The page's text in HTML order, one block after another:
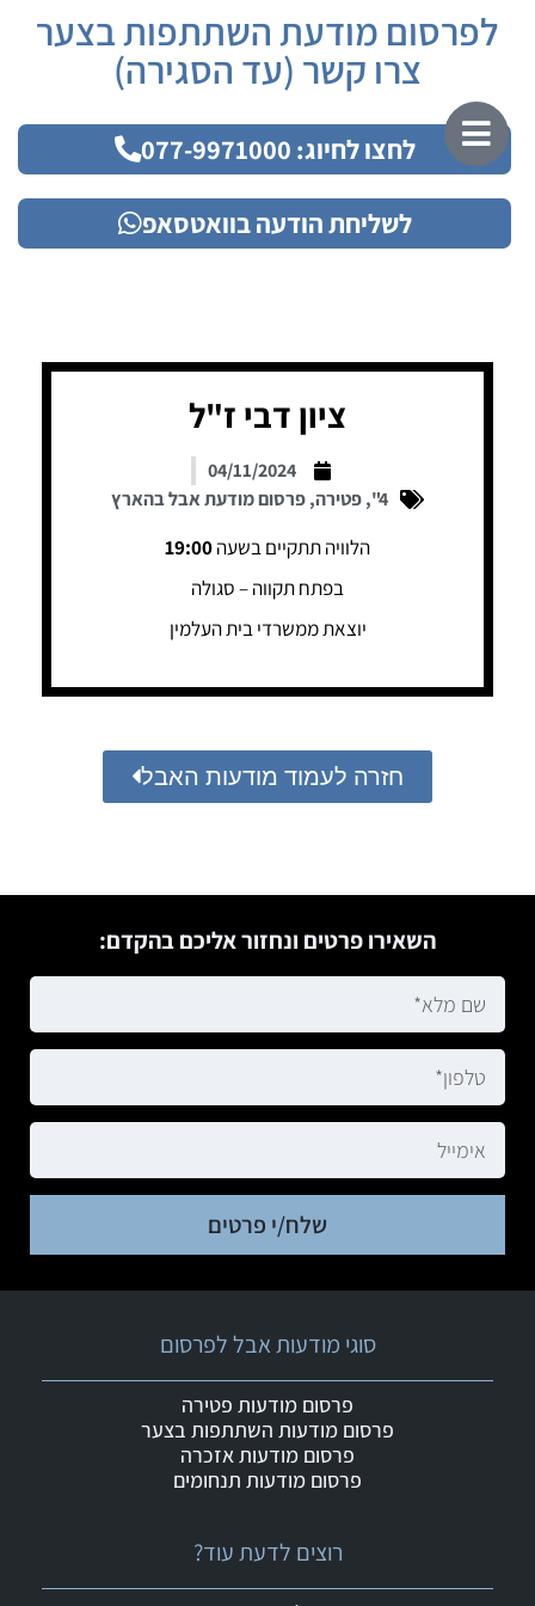
לפרסום מודעת השתתפות בצער
צרו קשר (עד הסגירה)
לחצו לחיוג: 077-9971000
לשליחת הודעה בוואטסאפ
ציון דבי ז"ל
04/11/2024
4"
,פטירה,פרסום מודעת אבל בהארץ
הלוויה תתקיים בשעה19:00
בפתח תקווה – סגולה
יוצאת ממשרדי בית העלמין
חזרה לעמוד מודעות האבל
השאירו פרטים ונחזור אליכם בהקדם:
שלח/י פרטים
רוצים לדעת עוד?
סוגי מודעות אבל לפרסום
פרסום מודעות פטירה
פרסום מודעות השתתפות בצער
פרסום מודעות אזכרה
פרסום מודעות תנחומים